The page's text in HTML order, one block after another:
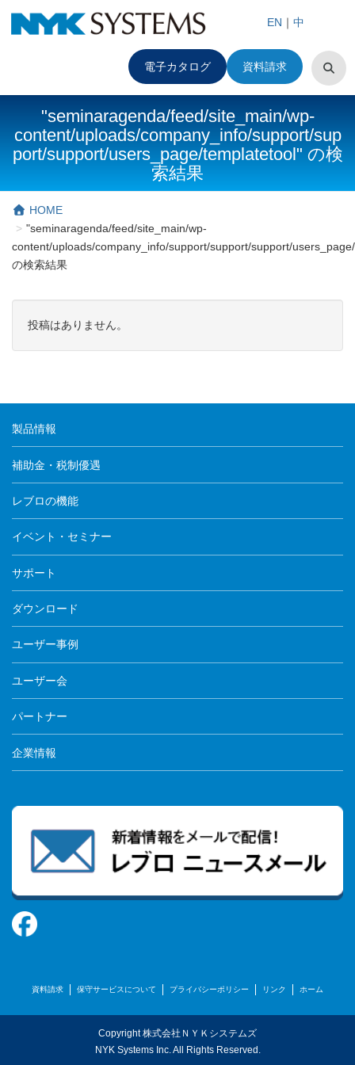
EN ｜ 中
電子カタログ 資料請求
"seminaragenda/feed/site_main/wp-
content/uploads/company_info/support/sup
port/support/users_page/templatetool" の検
索結果
HOME
"seminaragenda/feed/site_main/wp-
content/uploads/company_info/support/support/support/
の検索結果
投稿はありません。
製品情報
補助金・税制優遇
レブロの機能
イベント・セミナー
サポート
ダウンロード
ユーザー事例
ユーザー会
パートナー
企業情報
資料請求 保守サービスについて プライバシーポリシー リンク ホーム
Copyright 株式会社ＮＹＫシステムズ
NYK Systems Inc. All Rights Reserved.